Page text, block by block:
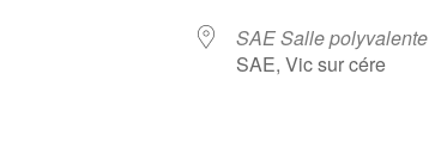
SAE Salle polyvalente
SAE, Vic sur cére